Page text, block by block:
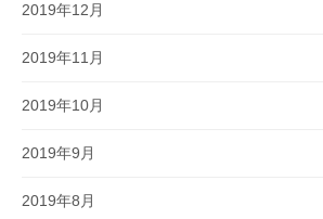
2019年12月
2019年11月
2019年10月
2019年9月
2019年8月